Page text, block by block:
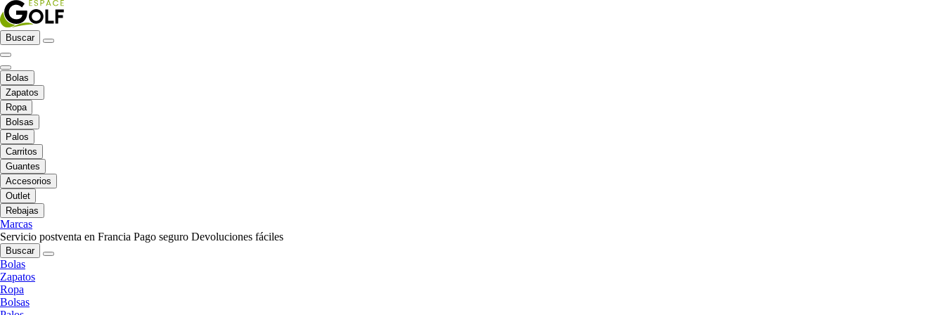
Buscar
Bolas
Zapatos
Ropa
Bolsas
Palos
Carritos
Guantes
Accesorios
Outlet
Rebajas
Marcas
Servicio postventa en Francia Pago seguro Devoluciones fáciles
Buscar
Bolas
Zapatos
Ropa
Bolsas